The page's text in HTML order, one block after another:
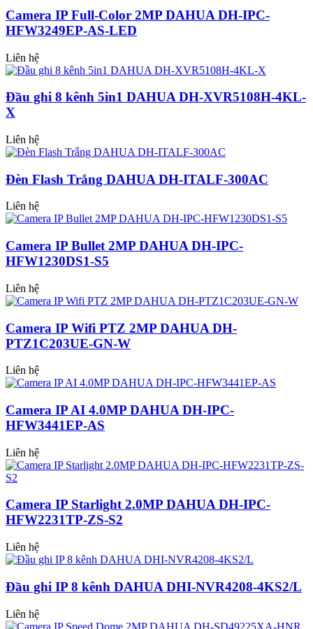
Camera IP Full-Color 2MP DAHUA DH-IPC-
HFW3249EP-AS-LED
Liên hệ
Đầu ghi 8 kênh 5in1 DAHUA DH-XVR5108H-4KL-
X
Liên hệ
Đèn Flash Trắng DAHUA DH-ITALF-300AC
Liên hệ
Camera IP Bullet 2MP DAHUA DH-IPC-
HFW1230DS1-S5
Liên hệ
Camera IP Wifi PTZ 2MP DAHUA DH-
PTZ1C203UE-GN-W
Liên hệ
Camera IP AI 4.0MP DAHUA DH-IPC-
HFW3441EP-AS
Liên hệ
Camera IP Starlight 2.0MP DAHUA DH-IPC-
HFW2231TP-ZS-S2
Liên hệ
Đầu ghi IP 8 kênh DAHUA DHI-NVR4208-4KS2/L
Liên hệ